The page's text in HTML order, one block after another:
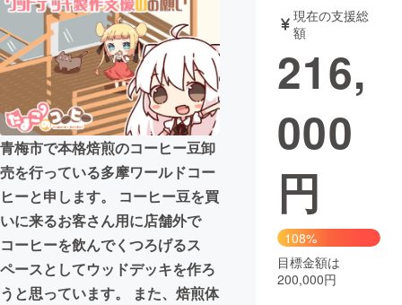
テクノロジー・ガジェット
映像・映画 書籍・雑誌
ビジネス・起業 チャレンジ
まちづくり・地域活性化
CAMPFIRE for Social Good
CAMPFIRE Creation
CAMPFIREふるさと納税 machi-ya コミュニティ
青梅市で本格焙煎のコーヒー豆卸
売を行っている多摩ワールドコー
ヒーと申します。 コーヒー豆を買
いに来るお客さん用に店舗外で
コーヒーを飲んでくつろげるス
ペースとしてウッドデッキを作ろ
うと思っています。 また、焙煎体
現在の支援総
額
216,
000
円
108%
目標金額は
200,000円